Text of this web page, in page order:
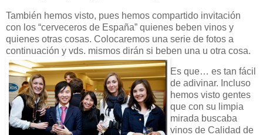
También hemos visto, pues hemos compartido invitación
con los “cerveceros de España” quienes beben vinos y
quienes otras cosas. Colocaremos una serie de fotos a
continuación y vds. mismos dirán si beben una u otra cosa.
Es que… es tan fácil
de adivinar. Incluso
hemos visto gentes
que con su limpia
mirada buscaba
vinos de Calidad de